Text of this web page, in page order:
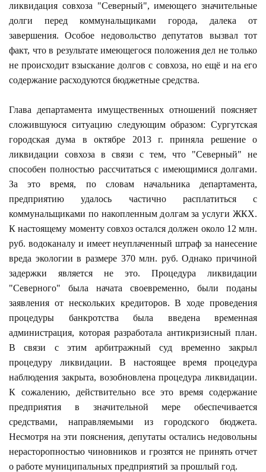
ликвидация совхоза "Северный", имеющего значительные
долги перед коммунальщиками города, далека от
завершения. Особое недовольство депутатов вызвал тот
факт, что в результате имеющегося положения дел не только
не происходит взыскание долгов с совхоза, но ещё и на его
содержание расходуются бюджетные средства.
Глава департамента имущественных отношений поясняет
сложившуюся ситуацию следующим образом: Сургутская
городская дума в октябре 2013 г. приняла решение о
ликвидации совхоза в связи с тем, что "Северный" не
способен полностью рассчитаться с имеющимися долгами.
За это время, по словам начальника департамента,
предприятию удалось частично расплатиться с
коммунальщиками по накопленным долгам за услуги ЖКХ.
К настоящему моменту совхоз остался должен около 12 млн.
руб. водоканалу и имеет неуплаченный штраф за нанесение
вреда экологии в размере 370 млн. руб. Однако причиной
задержки является не это. Процедура ликвидации
"Северного" была начата своевременно, были поданы
заявления от нескольких кредиторов. В ходе проведения
процедуры банкротства была введена временная
администрация, которая разработала антикризисный план.
В связи с этим арбитражный суд временно закрыл
процедуру ликвидации. В настоящее время процедура
наблюдения закрыта, возобновлена процедура ликвидации.
К сожалению, действительно все это время содержание
предприятия в значительной мере обеспечивается
средствами, направляемыми из городского бюджета.
Несмотря на эти пояснения, депутаты остались недовольны
нерасторопностью чиновников и грозятся не принять отчет
о работе муниципальных предприятий за прошлый год.